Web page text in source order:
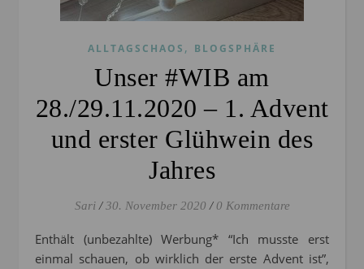
ALLTAGSCHAOS , BLOGSPHÄRE
Unser #WIB am
28./29.11.2020 – 1. Advent
und erster Glühwein des
Jahres
Sari / 30. November 2020 / 0 Kommentare
Enthält (unbezahlte) Werbung* “Ich musste erst
einmal schauen, ob wirklich der erste Advent ist”,